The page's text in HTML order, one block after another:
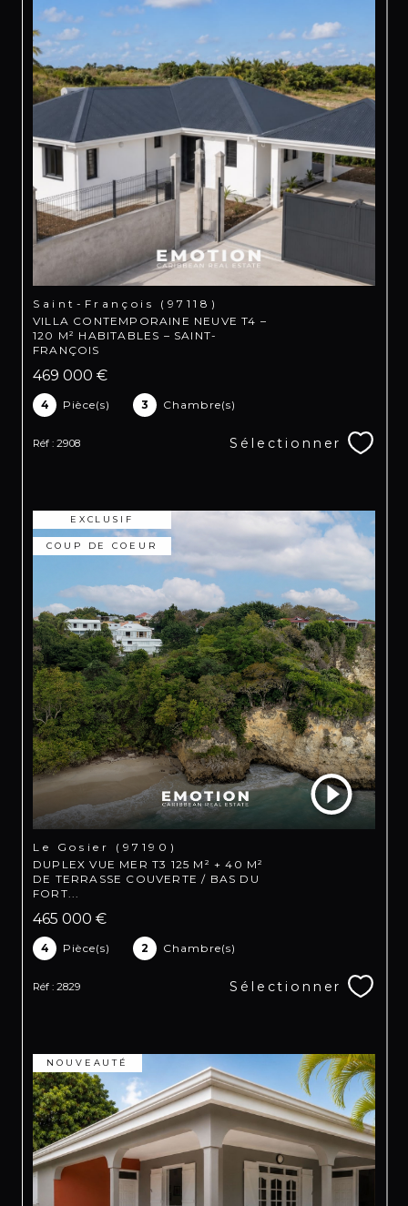
Saint-François (97118)
VILLA CONTEMPORAINE NEUVE T4 –
120 M² HABITABLES – SAINT-
FRANÇOIS
469 000 €
4 Pièce(s) 3 Chambre(s)
Réf : 2908 Sélectionner
EXCLUSIF
COUP DE COEUR
Le Gosier (97190)
DUPLEX VUE MER T3 125 M² + 40 M²
DE TERRASSE COUVERTE / BAS DU
FORT...
465 000 €
4 Pièce(s) 2 Chambre(s)
Réf : 2829 Sélectionner
NOUVEAUTÉ